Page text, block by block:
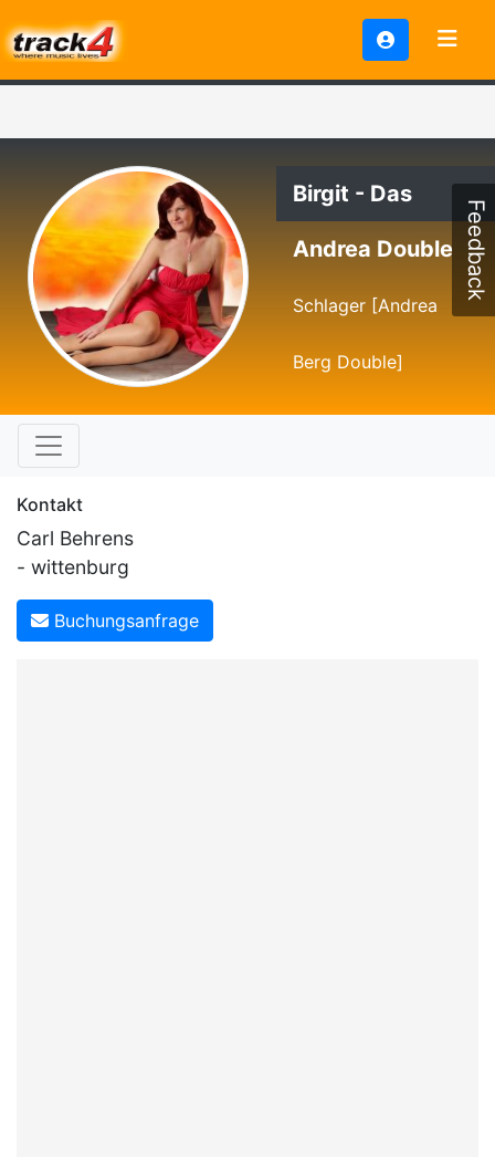
Birgit - Das
Andrea Double
Schlager [Andrea
Berg Double]
Kontakt
Carl Behrens
- wittenburg
Buchungsanfrage
Feedback